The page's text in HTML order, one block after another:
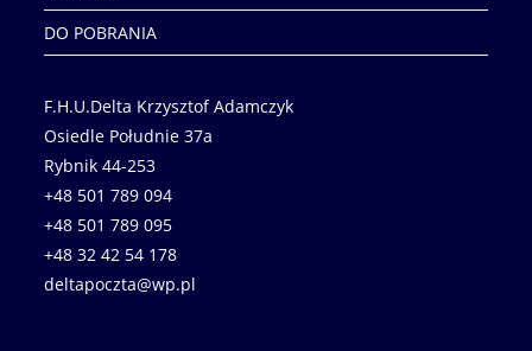
DO POBRANIA
F.H.U.Delta Krzysztof Adamczyk
Osiedle Południe 37a
Rybnik 44-253
+48 501 789 094
+48 501 789 095
+48 32 42 54 178
deltapoczta@wp.pl